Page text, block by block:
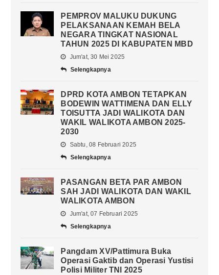
PEMPROV MALUKU DUKUNG
PELAKSANAAN KEMAH BELA
NEGARA TINGKAT NASIONAL
TAHUN 2025 DI KABUPATEN MBD
Jum'at, 30 Mei 2025
Selengkapnya
DPRD KOTA AMBON TETAPKAN
BODEWIN WATTIMENA DAN ELLY
TOISUTTA JADI WALIKOTA DAN
WAKIL WALIKOTA AMBON 2025-
2030
Sabtu, 08 Februari 2025
Selengkapnya
PASANGAN BETA PAR AMBON
SAH JADI WALIKOTA DAN WAKIL
WALIKOTA AMBON
Jum'at, 07 Februari 2025
Selengkapnya
Pangdam XV/Pattimura Buka
Operasi Gaktib dan Operasi Yustisi
Polisi Militer TNI 2025